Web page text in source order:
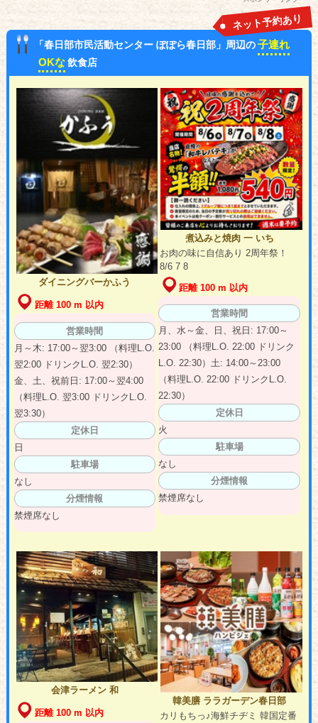
「春日部市民活動センター ぽぽら春日部」周辺の子連れ
OKな 飲食店
ネット予約あり
ダイニングバーかふう
距離 100 m 以内
営業時間
月～木: 17:00～翌3:00 （料理L.O.
翌2:00 ドリンクL.O. 翌2:30）
金、土、祝前日: 17:00～翌4:00
（料理L.O. 翌3:00 ドリンクL.O.
翌3:30）
定休日
日
駐車場
なし
分煙情報
禁煙席なし
煮込みと焼肉 一 いち
お肉の味に自信あり 2周年祭！
8/6 7 8
距離 100 m 以内
営業時間
月、水～金、日、祝日: 17:00～
23:00 （料理L.O. 22:00 ドリンク
L.O. 22:30）土: 14:00～23:00
（料理L.O. 22:00 ドリンクL.O.
22:30）
定休日
火
駐車場
なし
分煙情報
禁煙席なし
会津ラーメン 和
距離 100 m 以内
韓美膳 ララガーデン春日部
カリもちっ♪海鮮チヂミ 韓国定番